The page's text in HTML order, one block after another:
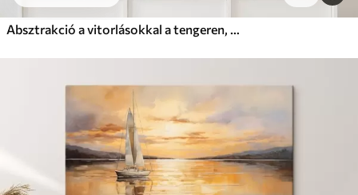
Absztrakció a vitorlásokkal a tengeren, akril stílusban, naplemente